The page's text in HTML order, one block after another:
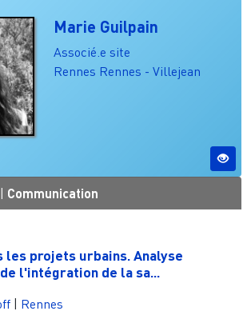
Marie Guilpain
Associé.e site
Rennes Rennes - Villejean
| Communication
les projets urbains. Analyse
l'intégration de la sa...
| Rennes